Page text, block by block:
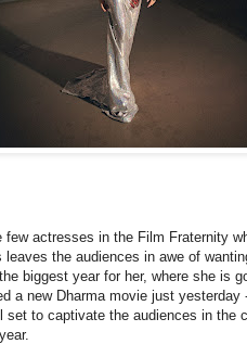
actresses in the Film Fraternity
the audiences in awe of
biggest year for her, where she is
a new Dharma movie just
set to captivate the audiences in the